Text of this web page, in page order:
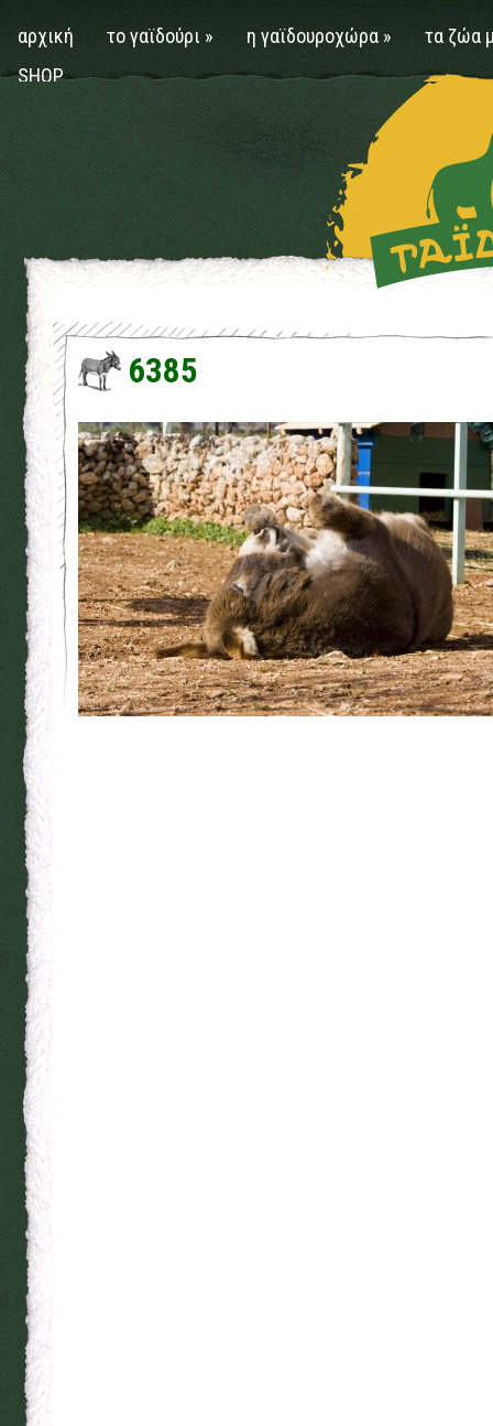
αρχική το γαϊδούρι » η γαϊδουροχώρα »
τα ζώα
SHOP
6385